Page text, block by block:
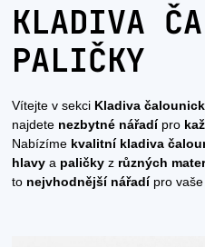
KLADIVA
PALIČKY
Vítejte v sekci Kladiva
najdete nezbytné nářadípro
Nabízíme kvalitní kladiva
hlavy a paličky z různých
to nejvhodnější nářadípro vaše